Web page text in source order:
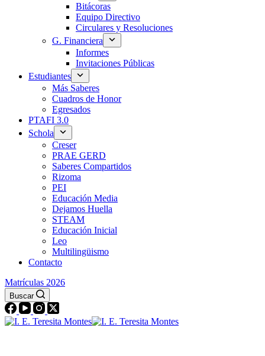
Bitácoras
Equipo Directivo
Circulares y Resoluciones
G. Financiera
Informes
Invitaciones Públicas
Estudiantes
Más Saberes
Cuadros de Honor
Egresados
PTAFI 3.0
Schola
Creser
PRAE GERD
Saberes Compartidos
Rizoma
PEI
Educación Media
Dejamos Huella
STEAM
Educación Inicial
Leo
Multilingüismo
Contacto
Matrículas 2026
Buscar